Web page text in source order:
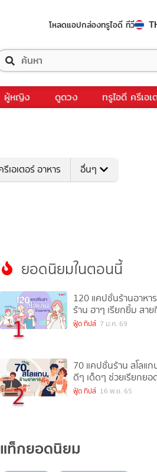
โหลดแอปกล่องทรูไอดี ทีวี
ผู้หญิง ดูดวง ทรูไอดี ครีเอเ
รีเอเตอร์ อาหาร อื่นๆ
ยอดนิยมในตอนนี้
1
120 แคปชั่นร้านอาหา
ร้าน ฮาๆ เรียกยิ้ม สา
ฟู้ด ทิปส์ 7 ม.ค. 69
2
70 แคปชั่นร้าน สโลแก
ดีๆ เด็ดๆ ช่วยเรียกยอ
ฟู้ด ทิปส์ 16 พ.ย. 65
แท็กยอดนิยม